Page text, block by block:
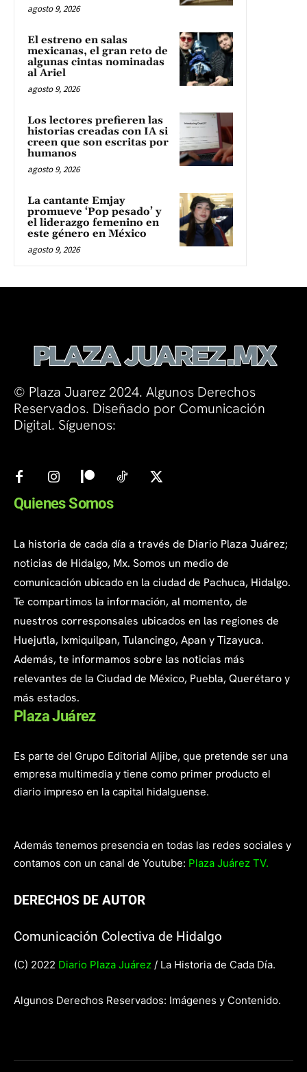
agosto 9, 2026
El estreno en salas
mexicanas, el gran reto de
algunas cintas nominadas
al Ariel
agosto 9, 2026
Los lectores prefieren las
historias creadas con IA si
creen que son escritas por
humanos
agosto 9, 2026
La cantante Emjay
promueve ‘Pop pesado’ y
el liderazgo femenino en
este género en México
agosto 9, 2026
© Plaza Juarez 2024. Algunos Derechos
Reservados. Diseñado por Comunicación
Digital. Síguenos:
Quienes Somos
La historia de cada día a través de Diario Plaza Juárez;
noticias de Hidalgo, Mx. Somos un medio de
comunicación ubicado en la ciudad de Pachuca, Hidalgo.
Te compartimos la información, al momento, de
nuestros corresponsales ubicados en las regiones de
Huejutla, Ixmiquilpan, Tulancingo, Apan y Tizayuca.
Además, te informamos sobre las noticias más
relevantes de la Ciudad de México, Puebla, Querétaro y
más estados.
Plaza Juárez
Es parte del Grupo Editorial Aljibe, que pretende ser una
empresa multimedia y tiene como primer producto el
diario impreso en la capital hidalguense.
Además tenemos presencia en todas las redes sociales y
contamos con un canal de Youtube: Plaza Juárez TV.
DERECHOS DE AUTOR
Comunicación Colectiva de Hidalgo
(C) 2022 Diario Plaza Juárez / La Historia de Cada Día.
Algunos Derechos Reservados: Imágenes y Contenido.